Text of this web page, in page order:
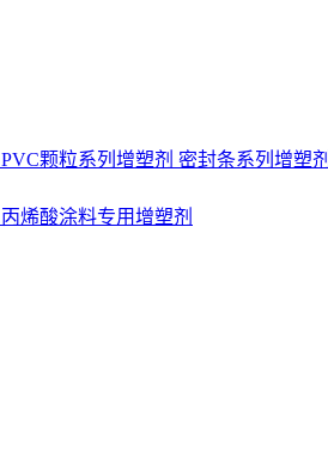
PVC颗粒系列增塑剂 密封条系列增塑剂
丙烯酸涂料专用增塑剂